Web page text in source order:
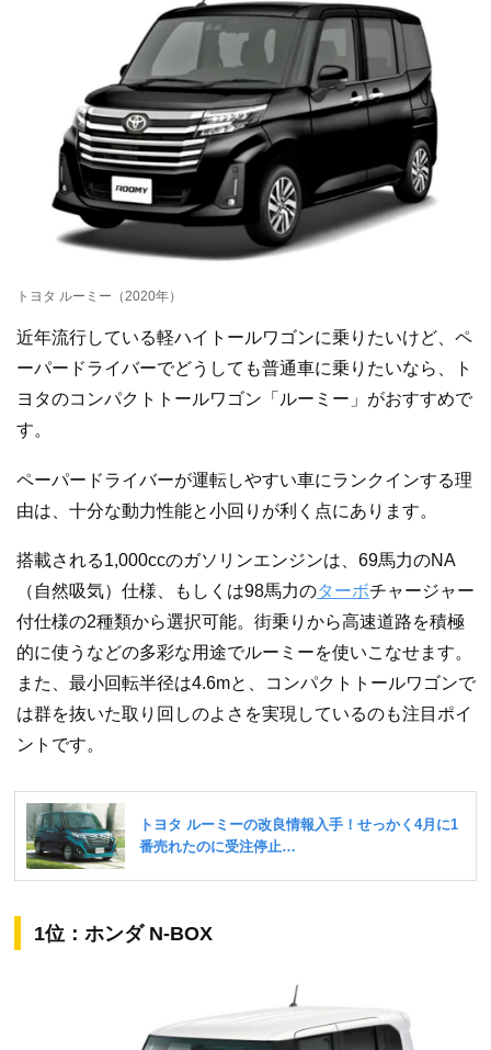
トヨタ ルーミー（2020年）
近年流行している軽ハイトールワゴンに乗りたいけど、ペ
ーパードライバーでどうしても普通車に乗りたいなら、ト
ヨタのコンパクトトールワゴン「ルーミー」がおすすめで
す。
ペーパードライバーが運転しやすい車にランクインする理
由は、十分な動力性能と小回りが利く点にあります。
搭載される1,000ccのガソリンエンジンは、69馬力のNA
（自然吸気）仕様、もしくは98馬力のターボチャージャー
付仕様の2種類から選択可能。街乗りから高速道路を積極
的に使うなどの多彩な用途でルーミーを使いこなせます。
また、最小回転半径は4.6mと、コンパクトトールワゴンで
は群を抜いた取り回しのよさを実現しているのも注目ポイ
ントです。
1位：ホンダ N-BOX